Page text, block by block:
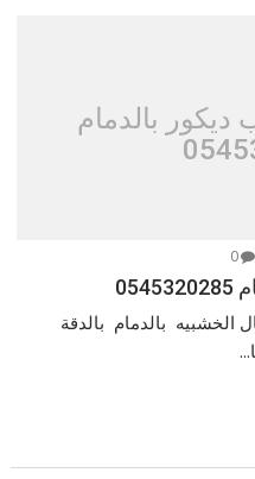
بالدمام
0
الخشبيه بالدمام بالدقة